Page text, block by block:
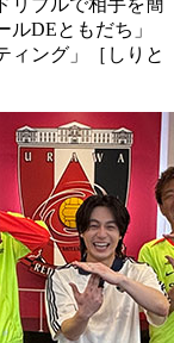
リブルで相手を簡
DEともだち」
ィング」［しりと